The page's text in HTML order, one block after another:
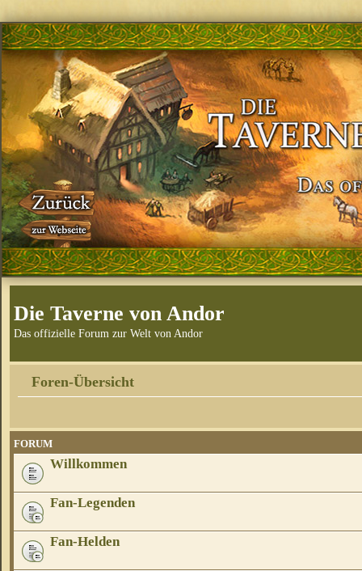
Die Taverne von Andor
Das offizielle Forum zur Welt von Andor
Foren-Übersicht
FORUM
Willkommen
Fan-Legenden
Fan-Helden